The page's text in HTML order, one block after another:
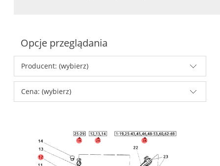
Opcje przeglądania
Producent: (wybierz)
Cena: (wybierz)